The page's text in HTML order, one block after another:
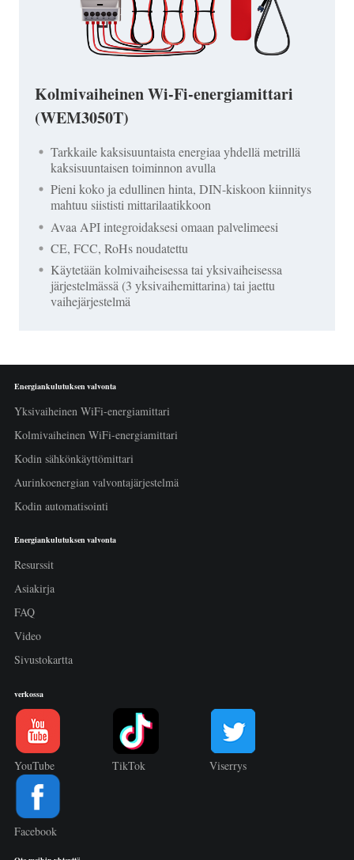
Kolmivaiheinen Wi-Fi-energiamittari
(WEM3050T)
Tarkkaile kaksisuuntaista energiaa yhdellä metrillä
kaksisuuntaisen toiminnon avulla
Pieni koko ja edullinen hinta, DIN-kiskoon kiinnitys
mahtuu siististi mittarilaatikkoon
Avaa API integroidaksesi omaan palvelimeesi
CE, FCC, RoHs noudatettu
Käytetään kolmivaiheisessa tai yksivaiheisessa
järjestelmässä (3 yksivaihemittarina) tai jaettu
vaihejärjestelmä
Energiankulutuksen valvonta
Yksivaiheinen WiFi-energiamittari
Kolmivaiheinen WiFi-energiamittari
Kodin sähkönkäyttömittari
Aurinkoenergian valvontajärjestelmä
Kodin automatisointi
Energiankulutuksen valvonta
Resurssit
Asiakirja
FAQ
Video
Sivustokartta
verkossa
YouTube TikTok Viserrys
Facebook